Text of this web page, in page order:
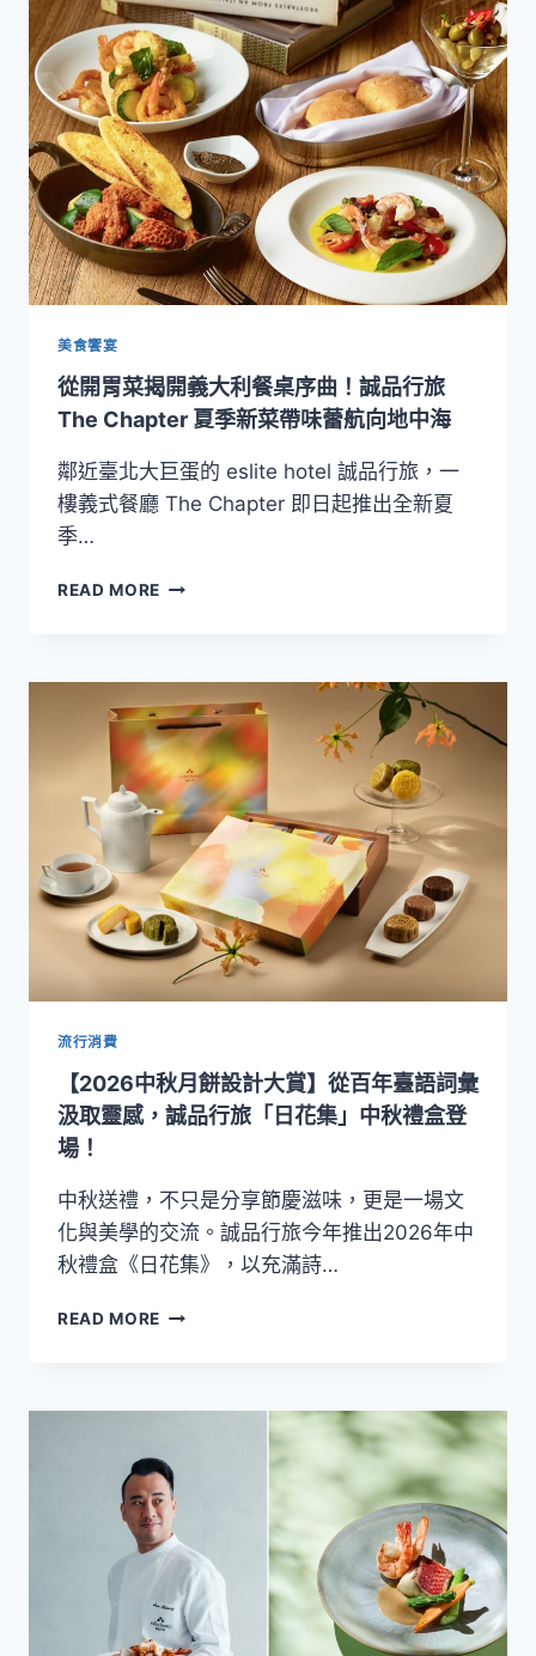
王
蟹
雙
主
打！
誠
品
行
旅
獻
父
定
海
盛
宴
美食饗宴
從開胃菜揭開義大利餐桌序曲！誠品行旅
The Chapter 夏季新菜帶味蕾航向地中海
鄰近臺北大巨蛋的 eslite hotel 誠品行旅，一
樓義式餐廳 The Chapter 即日起推出全新夏
季…
READ MORE 從
揭
開
義
大
利
餐
桌
序
曲！
誠
品
行
旅
季
新
味
蕾
航
向
中
流行消費
【2026中秋月餅設計大賞】從百年臺語詞彙
汲取靈感，誠品行旅「日花集」中秋禮盒登
場！
中秋送禮，不只是分享節慶滋味，更是一場文
化與美學的交流。誠品行旅今年推出2026年中
秋禮盒《日花集》，以充滿詩…
READ MORE 【2026
餅
計
大
賞】
從
百
臺
語